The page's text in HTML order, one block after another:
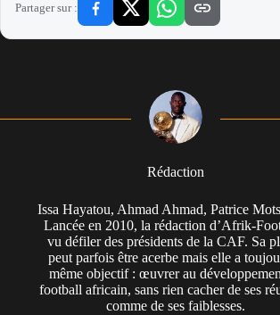
Partager sur :
Rédaction
Issa Hayatou, Ahmad Ahmad, Patrice
Lancée en 2010, la rédaction d’Afrik-
vu défiler des présidents de la CAF. Sa
peut parfois être acerbe mais elle a
même objectif : œuvrer au
football africain, sans rien cacher de ses
comme de ses faiblesses.